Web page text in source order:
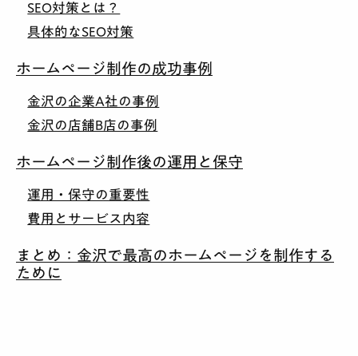
SEO対策とは？
具体的なSEO対策
ホームページ制作の成功事例
金沢の企業A社の事例
金沢の店舗B店の事例
ホームページ制作後の運用と保守
運用・保守の重要性
費用とサービス内容
まとめ：金沢で最高のホームページを制作する
ために